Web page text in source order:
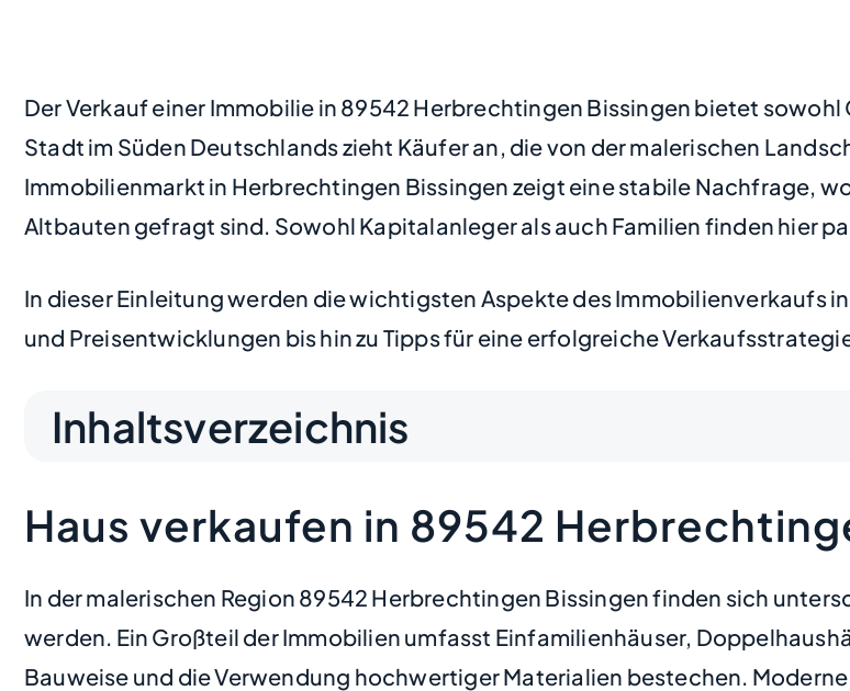
Der Verkauf einer Immobilie in 89542 Herbrechtingen Bissingen bietet
Stadt im Süden Deutschlands zieht Käufer an, die von der malerischen
Immobilienmarkt in Herbrechtingen Bissingen zeigt eine stabile Nachfrage,
Altbauten gefragt sind. Sowohl Kapitalanleger als auch Familien finden hier
In dieser Einleitung werden die wichtigsten Aspekte des Immobilienverkaufs
und Preisentwicklungen bis hin zu Tipps für eine erfolgreiche
Inhaltsverzeichnis
Haus verkaufen in 89542
In der malerischen Region 89542 Herbrechtingen Bissingen finden sich
werden. Ein Großteil der Immobilien umfasst Einfamilienhäuser,
Bauweise und die Verwendung hochwertiger Materialien bestechen.